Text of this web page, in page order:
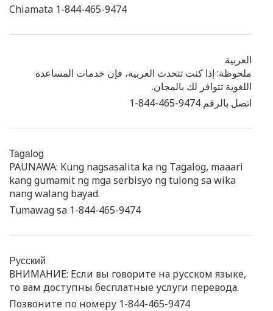
Chiamata 1-844-465-9474
العربية
ملحوظة: إذا كنت تتحدث العربية، فإن خدمات المساعدة
اللغوية تتوافر لك بالمجان.
اتصل بالرقم 1‎-844-465-9474
Tagalog
PAUNAWA: Kung nagsasalita ka ng Tagalog, maaari
kang gumamit ng mga serbisyo ng tulong sa wika
nang walang bayad.
Tumawag sa 1-844-465-9474
Русский
ВНИМАНИЕ: Если вы говорите на русском языке,
то вам доступны бесплатные услуги перевода.
Позвоните по номеру 1-844-465-9474